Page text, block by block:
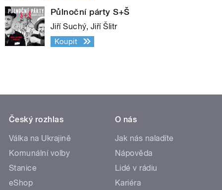
Půlnoční párty S+Š
Jiří Suchý, Jiří Šlitr
Koupit
Český rozhlas
Válka na Ukrajině
Komunální volby
Stanice
eShop
O nás
Jak nás naladíte
Nápověda
Lidé v rádiu
Kariéra